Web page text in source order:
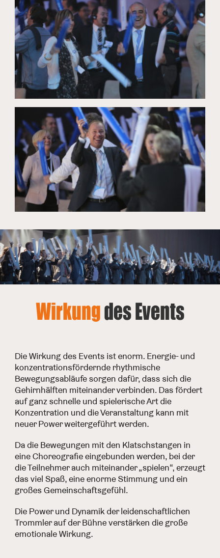
Wirkungdes Events
Die Wirkung des Events ist enorm. Energie- und
konzentrationsfördernde rhythmische
Bewegungsabläufe sorgen dafür, dass sich die
Gehirnhälften miteinander verbinden. Das fördert
auf ganz schnelle und spielerische Art die
Konzentration und die Veranstaltung kann mit
neuer Power weitergeführt werden.
Da die Bewegungen mit den Klatschstangen in
eine Choreografie eingebunden werden, bei der
die Teilnehmer auch miteinander „spielen“, erzeugt
das viel Spaß, eine enorme Stimmung und ein
großes Gemeinschaftsgefühl.
Die Power und Dynamik der leidenschaftlichen
Trommler auf der Bühne verstärken die große
emotionale Wirkung.